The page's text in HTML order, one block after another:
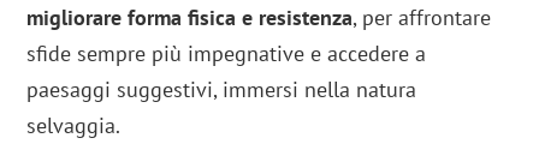
migliorare forma fisica e resistenza, per affrontare
sfide sempre più impegnative e accedere a
paesaggi suggestivi, immersi nella natura
selvaggia.